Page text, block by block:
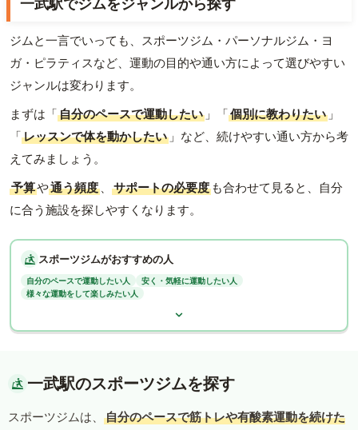
一武駅でジムをジャンルから探す
ジムと一言でいっても、スポーツジム・パーソナルジム・ヨ
ガ・ピラティスなど、運動の目的や通い方によって選びやすい
ジャンルは変わります。
まずは「自分のペースで運動したい 」「個別に教わりたい 」
「レッスンで体を動かしたい 」など、続けやすい通い方から考
えてみましょう。
予算や通う頻度 、 サポートの必要度 も合わせて見ると、自分
に合う施設を探しやすくなります。
スポーツジムがおすすめの人
自分のペースで運動したい人
安く・気軽に運動したい人
様々な運動をして楽しみたい人
一武駅のスポーツジムを探す
スポーツジムは、
自分のペースで筋トレや有酸素運動を続けた